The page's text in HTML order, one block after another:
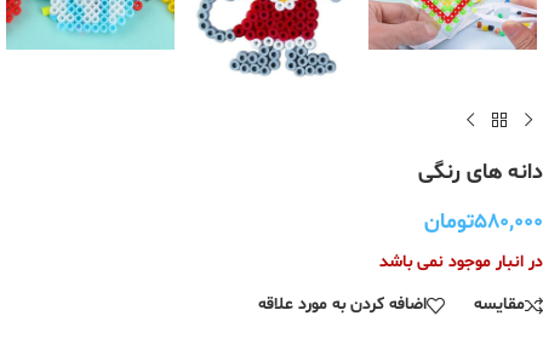
دانه های رنگی
۵۸۰,۰۰۰تومان
در انبار موجود نمی باشد
مقایسه
اضافه کردن به مورد علاقه